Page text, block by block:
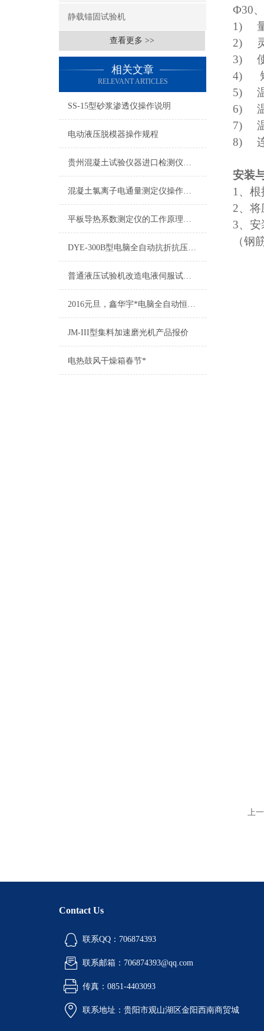
静载锚固试验机
查看更多 >>
相关文章
RELEVANT ARTICLES
SS-15型砂浆渗透仪操作说明
电动液压脱模器操作规程
贵州混凝土试验仪器进口检测仪器*维修质优价廉
混凝土氯离子电通量测定仪操作说明
平板导热系数测定仪的工作原理与应用
DYE-300B型电脑全自动抗折抗压恒应力试验机（三位一体）
普通液压试验机改造电液伺服试验机方案
2016元旦，鑫华宇*电脑全自动恒应力抗折抗压试验机
JM-III型集料加速磨光机产品报价
电热鼓风干燥箱春节*
Ф30
1)
2)
3)
4)
5)
6)
7)
8)
安装
1 、
2、
3、
（钢
上
Contact Us
联系QQ：706874393
联系邮箱：706874393@qq.com
传真：0851-4403093
联系地址：贵阳市观山湖区金阳西南商贸城